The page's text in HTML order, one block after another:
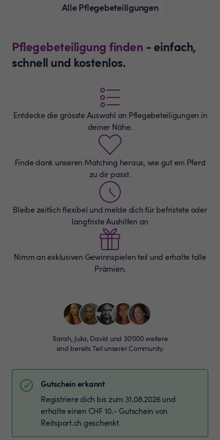
Alle Pflegebeteiligungen
Pflegebeteiligung finden - einfach,
schnell und kostenlos.
Entdecke die grösste Auswahl an Pflegebeteiligungen in
deiner Nähe.
Finde dank unseren Matching heraus, wie gut ein Pferd
zu dir passt.
Bleibe zeitlich flexibel und melde dich für befristete oder
langfriste Aushilfen an
Nimm an exklusiven Gewinnspielen teil und erhalte tolle
Prämien.
Sarah, Julia, David und 30’000 weitere
sind bereits Teil unserer Community.
Gutschein erkannt
Registriere dich bis zum 31.08.2026 und
erhalte einen CHF 10.- Gutschein von
Reitsport.ch geschenkt.